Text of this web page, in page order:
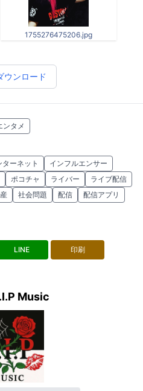
1755276475206.jpg
ウンロード
ンタメ
ターネット
インフルエンサー
ポコチャ ライバー
ライブ配信
社会問題 配信
配信アプリ
LINE 印刷
Music